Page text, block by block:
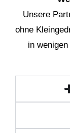
Unsere
ohne
in